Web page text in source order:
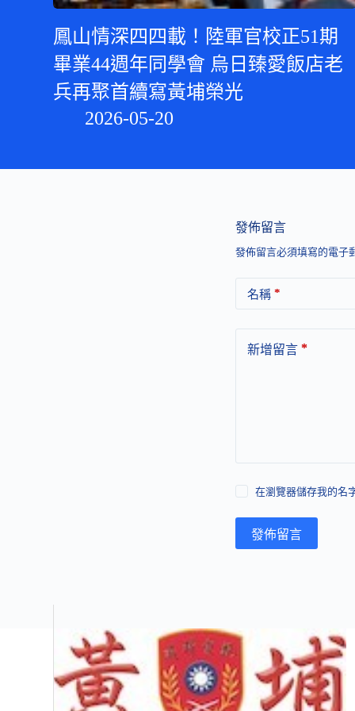
鳳山情深四四載！陸軍官校正51期
畢業44週年同學會 烏日臻愛飯店老
兵再聚首續寫黃埔榮光
2026-05-20
發佈留言
發佈留言必須填寫的電子
名稱 *
新增留言 *
在瀏覽器儲存我的名
發佈留言